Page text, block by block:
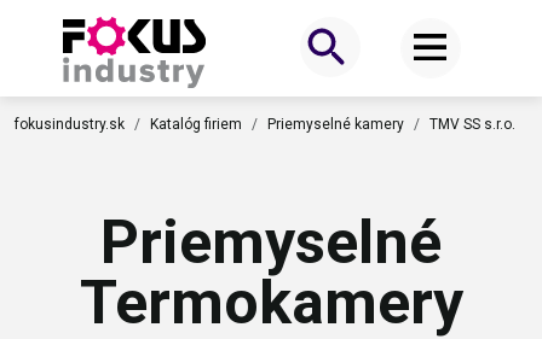
fokusindustry.sk Katalóg firiem Priemyselné kamery TMV SS s.r.o.
Priemyselné
Termokamery